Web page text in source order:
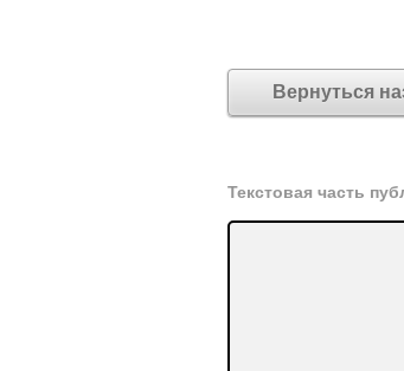
Вернуться
Текстовая часть